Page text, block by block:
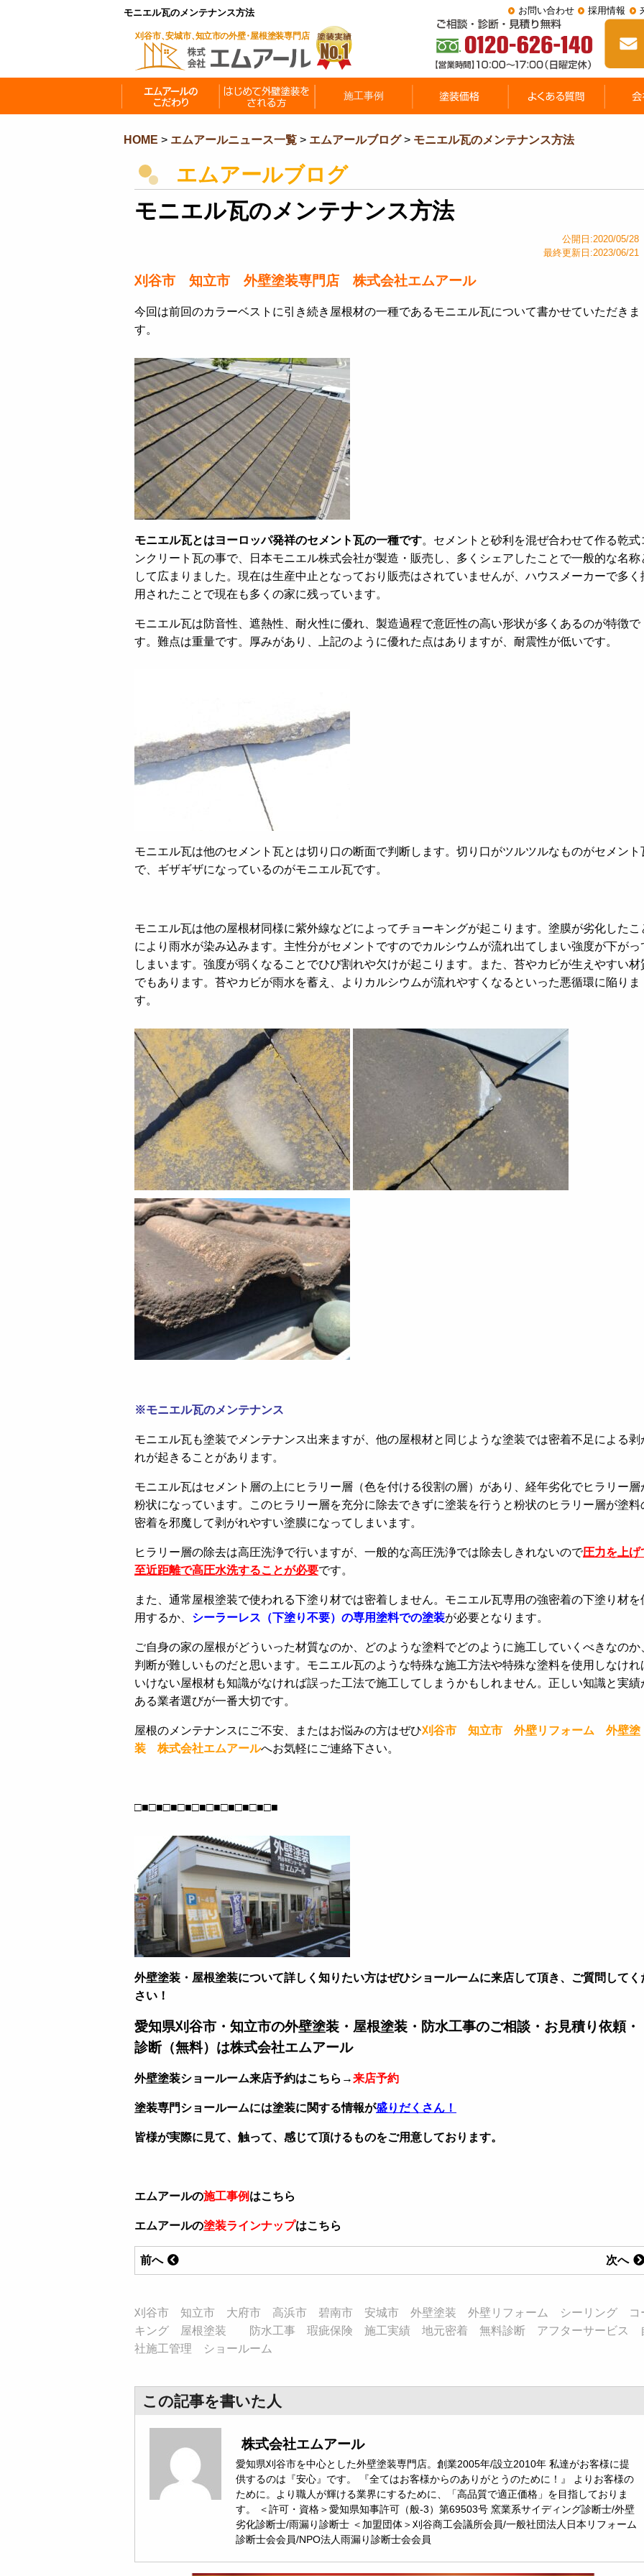
モニエル瓦のメンテナンス方法 お問い合わせ 採用情報
HOME > エムアールニュース一覧 > エムアールブログ> モニエル瓦のメンテナンス方法
エムアールブログ
モニエル瓦のメンテナンス方法
公開日:2020/05/28
最終更新日:2023/06/21
刈谷市 知立市 外壁塗装専門店 株式会社エムアール
今回は前回のカラーベストに引き続き屋根材の一種であるモニエル瓦について書かせていただきま
す。
モニエル瓦とはヨーロッパ発祥のセメント瓦の一種です。セメントと砂利を混ぜ合わせて作る乾式
ンクリート瓦の事で、日本モニエル株式会社が製造・販売し、多くシェアしたことで一般的な名称
して広まりました。現在は生産中止となっており販売はされていませんが、ハウスメーカーで多く
用されたことで現在も多くの家に残っています。
モニエル瓦は防音性、遮熱性、耐火性に優れ、製造過程で意匠性の高い形状が多くあるのが特徴で
す。難点は重量です。厚みがあり、上記のように優れた点はありますが、耐震性が低いです。
モニエル瓦は他のセメント瓦とは切り口の断面で判断します。切り口がツルツルなものがセメント
で、ギザギザになっているのがモニエル瓦です。
モニエル瓦は他の屋根材同様に紫外線などによってチョーキングが起こります。塗膜が劣化したこ
により雨水が染み込みます。主性分がセメントですのでカルシウムが流れ出てしまい強度が下がっ
しまいます。強度が弱くなることでひび割れや欠けが起こります。また、苔やカビが生えやすい材
でもあります。苔やカビが雨水を蓄え、よりカルシウムが流れやすくなるといった悪循環に陥りま
す。
※モニエル瓦のメンテナンス
モニエル瓦も塗装でメンテナンス出来ますが、他の屋根材と同じような塗装では密着不足による剥
れが起きることがあります。
モニエル瓦はセメント層の上にヒラリー層（色を付ける役割の層）があり、経年劣化でヒラリー層
粉状になっています。このヒラリー層を充分に除去できずに塗装を行うと粉状のヒラリー層が塗料
密着を邪魔して剥がれやすい塗膜になってしまいます。
ヒラリー層の除去は高圧洗浄で行いますが、一般的な高圧洗浄では除去しきれないので圧力を上げ
至近距離で高圧水洗することが必要です。
また、通常屋根塗装で使われる下塗り材では密着しません。モニエル瓦専用の強密着の下塗り材を
用するか、 シーラーレス（下塗り不要）の専用塗料での塗装が必要となります。
ご自身の家の屋根がどういった材質なのか、どのような塗料でどのように施工していくべきなのか
判断が難しいものだと思います。モニエル瓦のような特殊な施工方法や特殊な塗料を使用しなけれ
いけない屋根材も知識がなければ誤った工法で施工してしまうかもしれません。正しい知識と実績
ある業者選びが一番大切です。
屋根のメンテナンスにご不安、またはお悩みの方はぜひ刈谷市 知立市 外壁リフォーム 外壁塗
装 株式会社エムアールへお気軽にご連絡下さい。
□■□■□■□■□■□■□■□■□■□■
外壁塗装・屋根塗装について詳しく知りたい方はぜひショールームに来店して頂き、ご質問してく
さい！
愛知県刈谷市・知立市の外壁塗装・屋根塗装・防水工事のご相談・お見積り依頼・
診断（無料）は株式会社エムアール
外壁塗装ショールーム来店予約はこちら→来店予約
塗装専門ショールームには塗装に関する情報が盛りだくさん！
皆様が実際に見て、触って、感じて頂けるものをご用意しております。
エムアールの施工事例 はこちら
エムアールの塗装ラインナップはこちら
次へ
前へ
刈谷市 知立市 大府市 高浜市 碧南市 安城市 外壁塗装 外壁リフォーム シーリング コ
キング 屋根塗装 防水工事 瑕疵保険 施工実績 地元密着 無料診断 アフターサービス
社施工管理 ショールーム
この記事を書いた人
株式会社エムアール
愛知県刈谷市を中心とした外壁塗装専門店。創業2005年/設立2010年 私達がお客様に提
供するのは『安心』です。 『全てはお客様からのありがとうのために！』 よりお客様の
ために。より職人が輝ける業界にするために、「高品質で適正価格」を目指しておりま
す。 ＜許可・資格＞愛知県知事許可（般-3）第69503号 窯業系サイディング診断士/外壁
劣化診断士/雨漏り診断士 ＜加盟団体＞刈谷商工会議所会員/一般社団法人日本リフォーム
診断士会会員/NPO法人雨漏り診断士会会員